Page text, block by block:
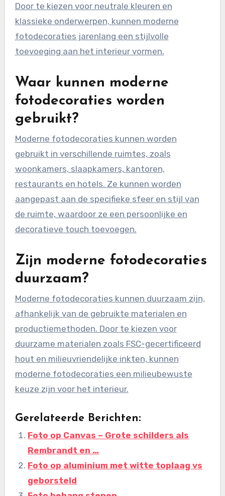
Door te kiezen voor neutrale kleuren en
klassieke onderwerpen, kunnen moderne
fotodecoraties jarenlang een stijlvolle
toevoeging aan het interieur vormen.
Waar kunnen moderne
fotodecoraties worden
gebruikt?
Moderne fotodecoraties kunnen worden
gebruikt in verschillende ruimtes, zoals
woonkamers, slaapkamers, kantoren,
restaurants en hotels. Ze kunnen worden
aangepast aan de specifieke sfeer en stijl van
de ruimte, waardoor ze een persoonlijke en
decoratieve touch toevoegen.
Zijn moderne fotodecoraties
duurzaam?
Moderne fotodecoraties kunnen duurzaam zijn,
afhankelijk van de gebruikte materialen en
productiemethoden. Door te kiezen voor
duurzame materialen zoals FSC-gecertificeerd
hout en milieuvriendelijke inkten, kunnen
moderne fotodecoraties een milieubewuste
keuze zijn voor het interieur.
Gerelateerde Berichten:
Foto op Canvas – Grote schilders als
Rembrandt en …
Foto op aluminium met witte toplaag vs
geborsteld